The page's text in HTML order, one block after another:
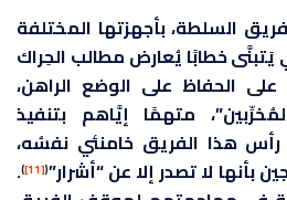
السلطة، بأجهزتها المختلفة
يَتبنَّى خطابًا يُعارض مطالب الحِراك
الحفاظ على الوضع الراهن،
متهمًا إيَّاهم بتنفيذ
هذا الفريق خامنئي نفسُه،
لا تصدر إلا عن “أشرار”(
[11]
)
.